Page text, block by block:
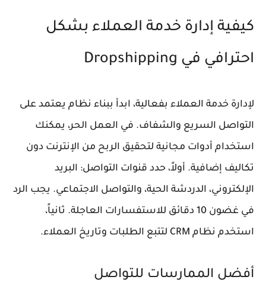
كيفية إدارة خدمة العملاء بشكل
احترافي في Dropshipping
لإدارة خدمة العملاء بفعالية، ابدأ ببناء نظام يعتمد على
التواصل السريع والشفاف. في العمل الحر، يمكنك
استخدام أدوات مجانية لتحقيق الربح من الإنترنت دون
تكاليف إضافية. أولاً، حدد قنوات التواصل: البريد
الإلكتروني، الدردشة الحية، والتواصل الاجتماعي. يجب الرد
في غضون 10 دقائق للاستفسارات العاجلة. ثانياً،
استخدم نظام CRM لتتبع الطلبات وتاريخ العملاء.
أفضل الممارسات للتواصل